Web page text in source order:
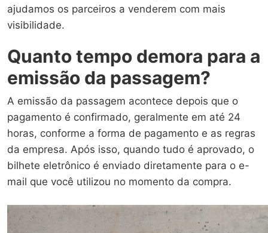
ajudamos os parceiros a venderem com mais
visibilidade.
Quanto tempo demora para a
emissão da passagem?
A emissão da passagem acontece depois que o
pagamento é confirmado, geralmente em até 24
horas, conforme a forma de pagamento e as regras
da empresa. Após isso, quando tudo é aprovado, o
bilhete eletrônico é enviado diretamente para o e-
mail que você utilizou no momento da compra.